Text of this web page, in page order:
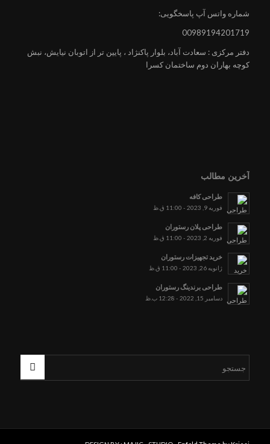
شماره واتس آپ پاسخگویی:
00989194201719
دفتر مرکزی : سعادت آباد، بلوار پاکنژاد ، پایین تر از اتوبان نیایش، نبش
کوچه بهاران دوم ساختمان کسرا
آخرین مطالب
طراحی کافه
فوریه 9, 2023 - 11:00 ق.ظ
طراحی پلان رستوران
فوریه 2, 2023 - 11:00 ق.ظ
خرید تجهیزات رستوران
ژانویه 26, 2023 - 11:00 ق.ظ
طراحی برندینگ رستوران
دسامبر 15, 2022 - 12:28 ب.ظ